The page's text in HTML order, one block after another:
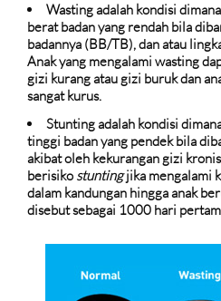
Wasting adalah kondisi
berat badan yang rendah bila
badannya (BB/TB), dan atau
Anak yang mengalami wasting
gizi kurang atau gizi buruk dan
sangat kurus.
Stunting adalah kondisi
tinggi badan yang pendek bila
akibat oleh kekurangan gizi
berisiko stuntingjika mengalami
dalam kandungan hingga anak
disebut sebagai 1000 hari